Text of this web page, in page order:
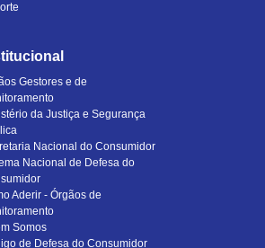
Gestores e de
da Justiça e Segurança
Nacional do Consumidor
Nacional de Defesa do
Aderir - Órgãos de
Somos
de Defesa do Consumidor